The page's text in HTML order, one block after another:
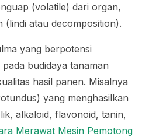
(volatile) dari organ,
(lindi atau decomposition).
yang berpotensi
budidaya tanaman
hasil panen. Misalnya
) yang menghasilkan
alkaloid, flavonoid, tanin,
Merawat Mesin Pemotong